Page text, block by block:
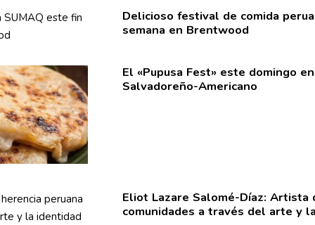
Delicioso festival de comida
semana en Brentwood
El «Pupusa Fest» este domingo
Salvadoreño-Americano
Eliot Lazare Salomé-Díaz: Artista
comunidades a través del arte y